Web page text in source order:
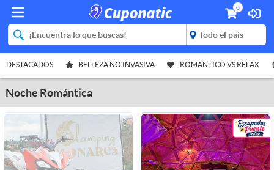
0
DESTACADOS BELLEZA NO INVASIVA ROMANTICO VS RELAX
Noche Romántica